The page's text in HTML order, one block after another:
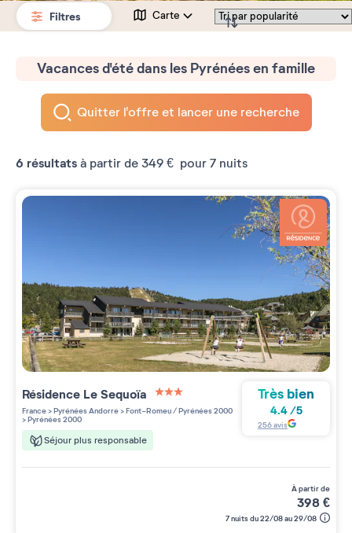
Filtres Carte
Vacances d'été dans les Pyrénées en famille
Quitter l'offre et lancer une recherche
6 résultats à partir de 349 € pour 7 nuits
Résidence Le Sequoïa
3 étoiles sur 5
France>Pyrénées Andorre>Font-Romeu / Pyrénées 2000
>Pyrénées 2000
Séjour plus responsable
Très bien
4.4/5
256avis
à partir de
398€
7 nuits du 22/08 au 29/08